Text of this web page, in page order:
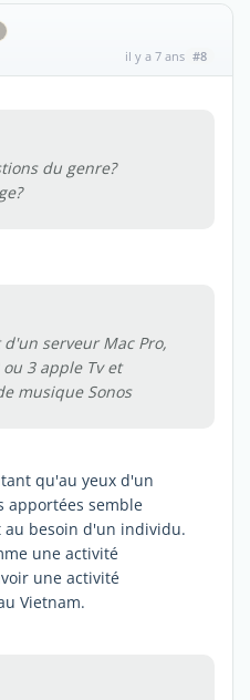
il y a 7 ans #8
du genre?
serveur Mac Pro,
3 apple Tv et
musique Sonos
qu'au yeux d'un
apportées semble
besoin d'un individu.
une activité
une activité
Vietnam.